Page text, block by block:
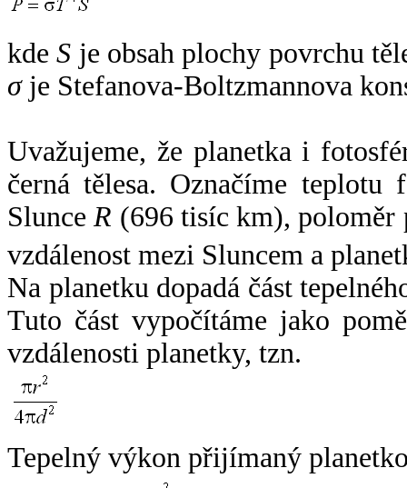
kdeS je obsah plochy povrchu
σje Stefanova-Boltzmannova
Uvažujeme, že planetka i
černá tělesa. Označíme
SlunceR (696 tisíc km),
vzdálenost mezi Sluncem a
Na planetku dopadá část
Tuto část vypočítáme jako
vzdálenosti planetky, tzn.
Tepelný výkon přijímaný